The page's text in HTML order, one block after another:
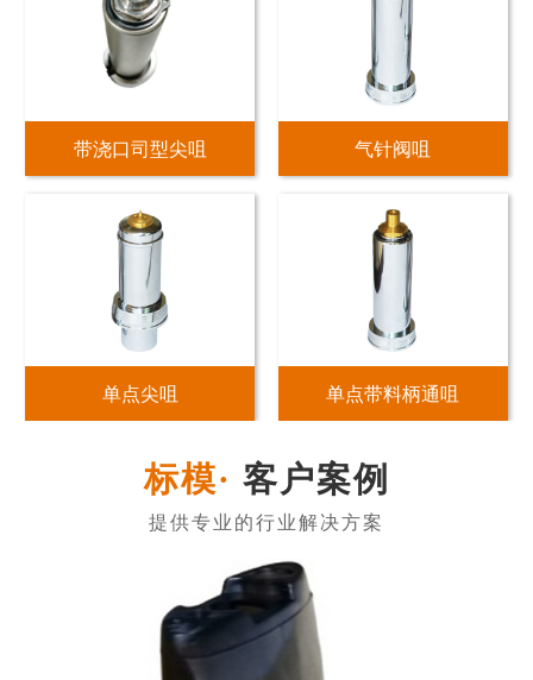
带浇口司型尖咀 气针阀咀
单点尖咀 单点带料柄通咀
客户案例